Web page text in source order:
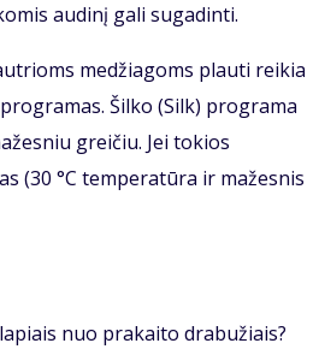
audinį gali sugadinti.
medžiagoms plauti reikia
Šilko (Silk) programa
greičiu. Jei tokios
(30 °C temperatūra ir mažesnis
nuo prakaito drabužiais?